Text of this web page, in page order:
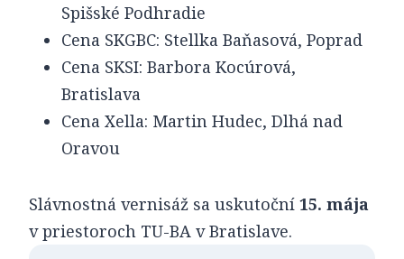
Spišské Podhradie
Cena SKGBC: Stellka Baňasová, Poprad
Cena SKSI: Barbora Kocúrová,
Bratislava
Cena Xella: Martin Hudec, Dlhá nad
Oravou
Slávnostná vernisáž sa uskutoční 15. mája
v priestoroch TU-BA v Bratislave.